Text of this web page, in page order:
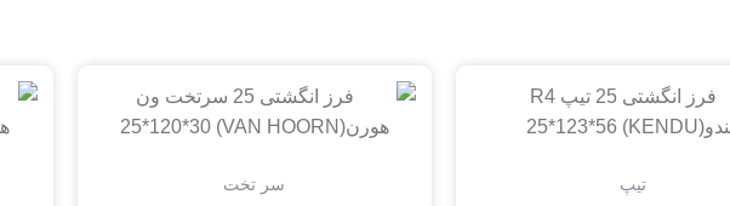
تیپ سر تخت